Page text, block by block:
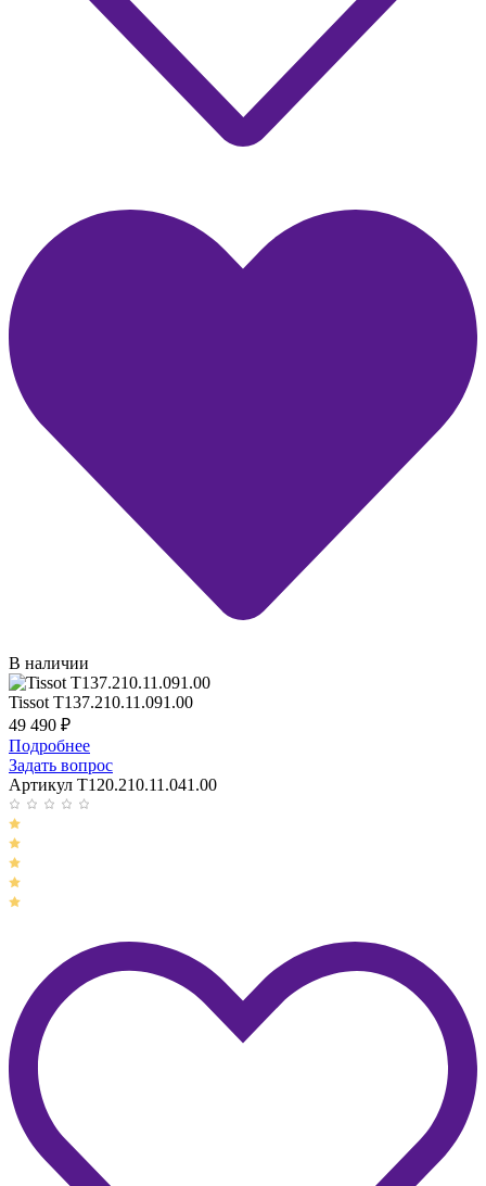
В наличии
Tissot T137.210.11.091.00
49 490 ₽
Подробнее
Задать вопрос
Артикул T120.210.11.041.00